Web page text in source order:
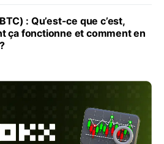
: Qu’est-ce que c’est,
ça fonctionne et comment en